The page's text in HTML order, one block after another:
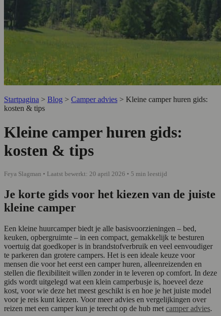
Startpagina > Blog > Camper advies > Kleine camper huren gids:
kosten & tips
Kleine camper huren gids:
kosten & tips
Feya Slagman • Laatst bewerkt: 20 april 2026 • 5 min leestijd
Je korte gids voor het kiezen van de juiste
kleine camper
Een kleine huurcamper biedt je alle basisvoorzieningen – bed,
keuken, opbergruimte – in een compact, gemakkelijk te besturen
voertuig dat goedkoper is in brandstofverbruik en veel eenvoudiger
te parkeren dan grotere campers. Het is een ideale keuze voor
mensen die voor het eerst een camper huren, alleenreizenden en
stellen die flexibiliteit willen zonder in te leveren op comfort. In deze
gids wordt uitgelegd wat een klein camperbusje is, hoeveel deze
kost, voor wie deze het meest geschikt is en hoe je het juiste model
voor je reis kunt kiezen. Voor meer advies en vergelijkingen over
reizen met een camper kun je terecht op de hub met camper advies.